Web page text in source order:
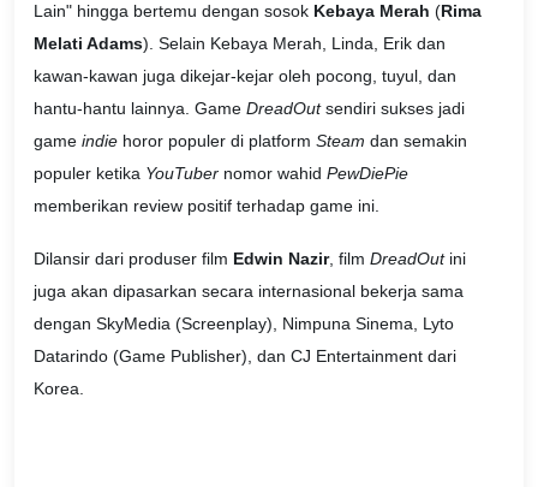
Lain" hingga bertemu dengan sosok Kebaya Merah (Rima
Melati Adams). Selain Kebaya Merah, Linda, Erik dan
kawan-kawan juga dikejar-kejar oleh pocong, tuyul, dan
hantu-hantu lainnya. Game DreadOutsendiri sukses jadi
game indie horor populer di platform Steam dan semakin
populer ketika YouTuber nomor wahid PewDiePie
memberikan review positif terhadap game ini.
Dilansir dari produser film Edwin Nazir, film DreadOut ini
juga akan dipasarkan secara internasional bekerja sama
dengan SkyMedia (Screenplay), Nimpuna Sinema, Lyto
Datarindo (Game Publisher), dan CJ Entertainment dari
Korea.